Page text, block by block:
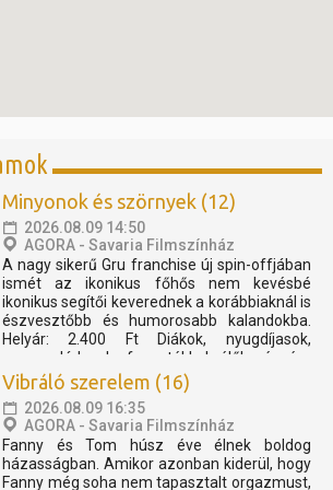
Minyonok és szörnyek (12)
2026.08.09 14:50
AGORA - Savaria Filmszínház
A nagy sikerű Gru franchise új spin-offjában
ismét az ikonikus főhős nem kevésbé
ikonikus segítői keverednek a korábbiaknál is
észvesztőbb és humorosabb kalandokba.
Helyár: 2.400 Ft Diákok, nyugdíjasok,
nagycsaládosok, fogyatékkal élők részére
2.000 Ft Szent Márton kártyával 10%
kedvezmény. Pénztárnyitás...
Vibráló szerelem (16)
2026.08.09 16:35
AGORA - Savaria Filmszínház
Fanny és Tom húsz éve élnek boldog
házasságban. Amikor azonban kiderül, hogy
Fanny még soha nem tapasztalt orgazmust,